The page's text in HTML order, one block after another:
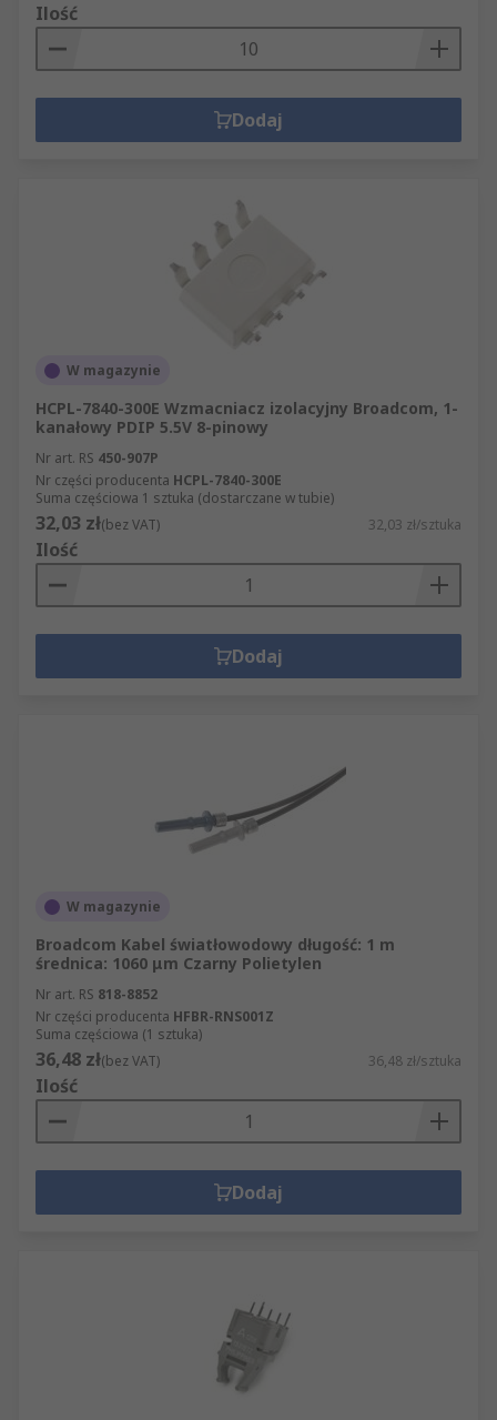
Ilość
Dodaj
W magazynie
HCPL-7840-300E Wzmacniacz izolacyjny Broadcom, 1-
kanałowy PDIP 5.5V 8-pinowy
Nr art. RS 450-907P
Nr części producenta HCPL-7840-300E
Suma częściowa 1 sztuka (dostarczane w tubie)
32,03 zł(bez VAT) 32,03 zł/sztuka
Ilość
Dodaj
W magazynie
Broadcom Kabel światłowodowy długość: 1 m
średnica: 1060 μm Czarny Polietylen
Nr art. RS 818-8852
Nr części producenta HFBR-RNS001Z
Suma częściowa (1 sztuka)
36,48 zł(bez VAT) 36,48 zł/sztuka
Ilość
Dodaj